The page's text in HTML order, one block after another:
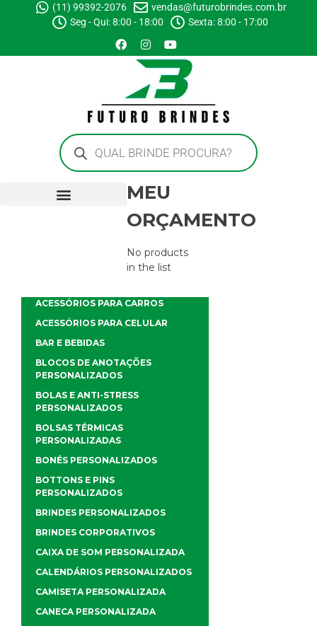
(11) 99392-2076
vendas@futurobrindes.com.br
Seg - Qui: 8:00 - 18:00
Sexta: 8:00 - 17:00
MEU
ORÇAMENTO
No products
in the list
ACESSÓRIOS PARA CARROS
ACESSÓRIOS PARA CELULAR
BAR E BEBIDAS
BLOCOS DE ANOTAÇÕES
PERSONALIZADOS
BOLAS E ANTI-STRESS
PERSONALIZADOS
BOLSAS TÉRMICAS
PERSONALIZADAS
BONÉS PERSONALIZADOS
BOTTONS E PINS
PERSONALIZADOS
BRINDES PERSONALIZADOS
BRINDES CORPORATIVOS
CAIXA DE SOM PERSONALIZADA
CALENDÁRIOS PERSONALIZADOS
CAMISETA PERSONALIZADA
CANECA PERSONALIZADA